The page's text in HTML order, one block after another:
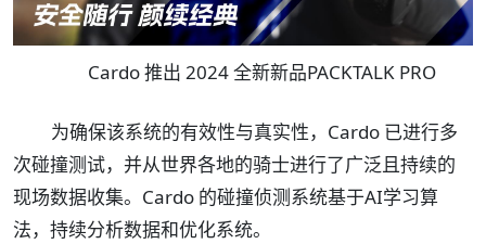
Cardo 推出 2024 全新新品PACKTALK PRO
为确保该系统的有效性与真实性，Cardo 已进行多
次碰撞测试，并从世界各地的骑士进行了广泛且持续的
现场数据收集。Cardo 的碰撞侦测系统基于AI学习算
法，持续分析数据和优化系统。